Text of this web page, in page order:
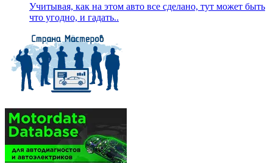
Учитывая, как на этом авто все сделано, тут может быть
что угодно, и гадать..